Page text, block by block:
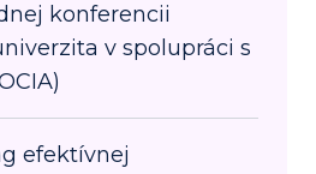
konferencii
v spolupráci s
efektívnej